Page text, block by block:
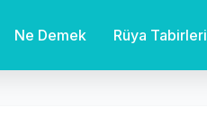
Ne Demek Rüya Tabirleri